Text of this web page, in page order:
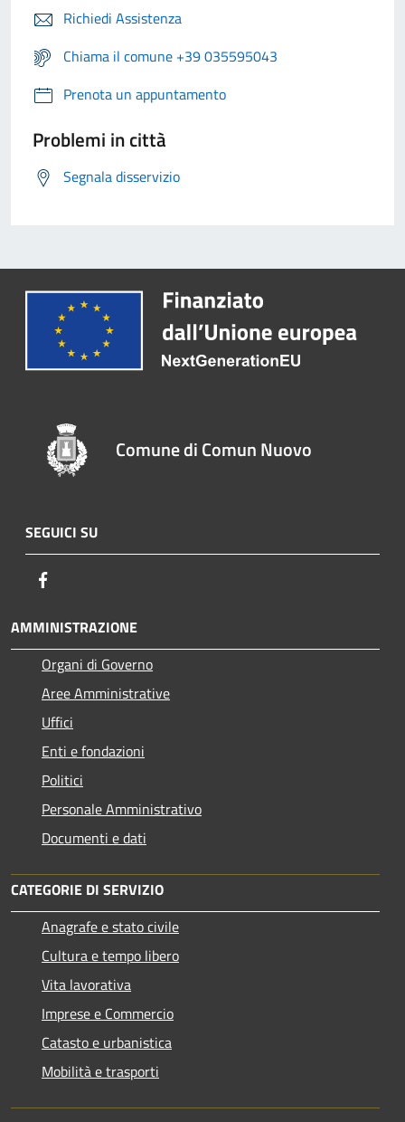
Richiedi Assistenza
Chiama il comune +39 035595043
Prenota un appuntamento
Problemi in città
Segnala disservizio
Comune di Comun Nuovo
SEGUICI SU
AMMINISTRAZIONE
Organi di Governo
Aree Amministrative
Uffici
Enti e fondazioni
Politici
Personale Amministrativo
Documenti e dati
CATEGORIE DI SERVIZIO
Anagrafe e stato civile
Cultura e tempo libero
Vita lavorativa
Imprese e Commercio
Catasto e urbanistica
Mobilità e trasporti